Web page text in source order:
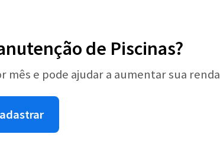
de Piscinas?
mês e pode ajudar a aumentar sua renda